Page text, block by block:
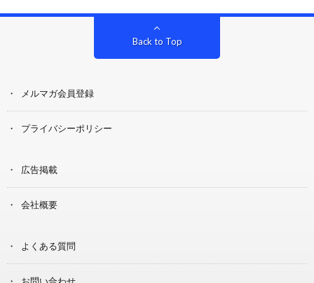
Back to Top
メルマガ会員登録
プライバシーポリシー
広告掲載
会社概要
よくある質問